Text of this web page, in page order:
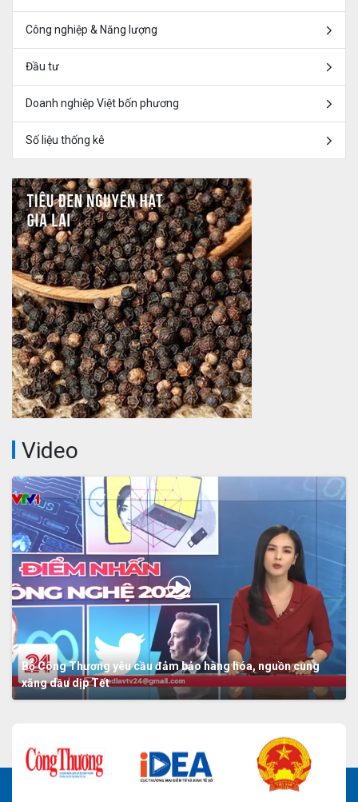
Công nghiệp & Năng lượng
Đầu tư
Doanh nghiệp Việt bốn phương
Số liệu thống kê
Video
Bộ Công Thương yêu cầu đảm bảo hàng hóa, nguồn cung
xăng dầu dịp Tết